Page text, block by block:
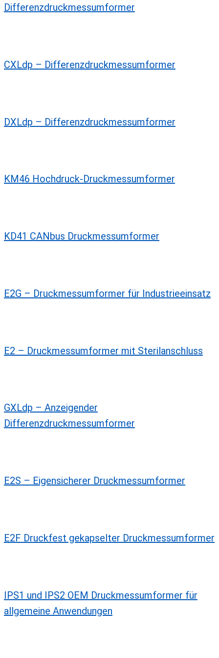
Differenzdruckmessumformer
CXLdp – Differenzdruckmessumformer
DXLdp – Differenzdruckmessumformer
KM46 Hochdruck-Druckmessumformer
KD41 CANbus Druckmessumformer
E2G – Druckmessumformer für Industrieeinsatz
E2 – Druckmessumformer mit Sterilanschluss
GXLdp – Anzeigender
Differenzdruckmessumformer
E2S – Eigensicherer Druckmessumformer
E2F Druckfest gekapselter Druckmessumformer
IPS1 und IPS2 OEM Druckmessumformer für
allgemeine Anwendungen